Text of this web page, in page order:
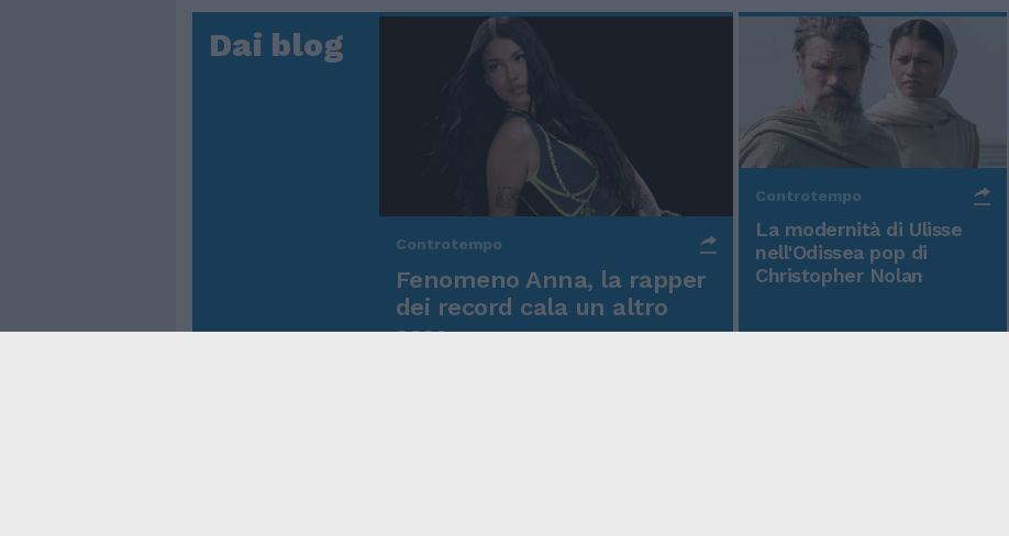
Dai blog
Controtempo
Fenomeno Anna, la rapper
dei record cala un altro
asso
Controtempo
La modernità di Ulisse
nell'Odissea pop di
Christopher Nolan